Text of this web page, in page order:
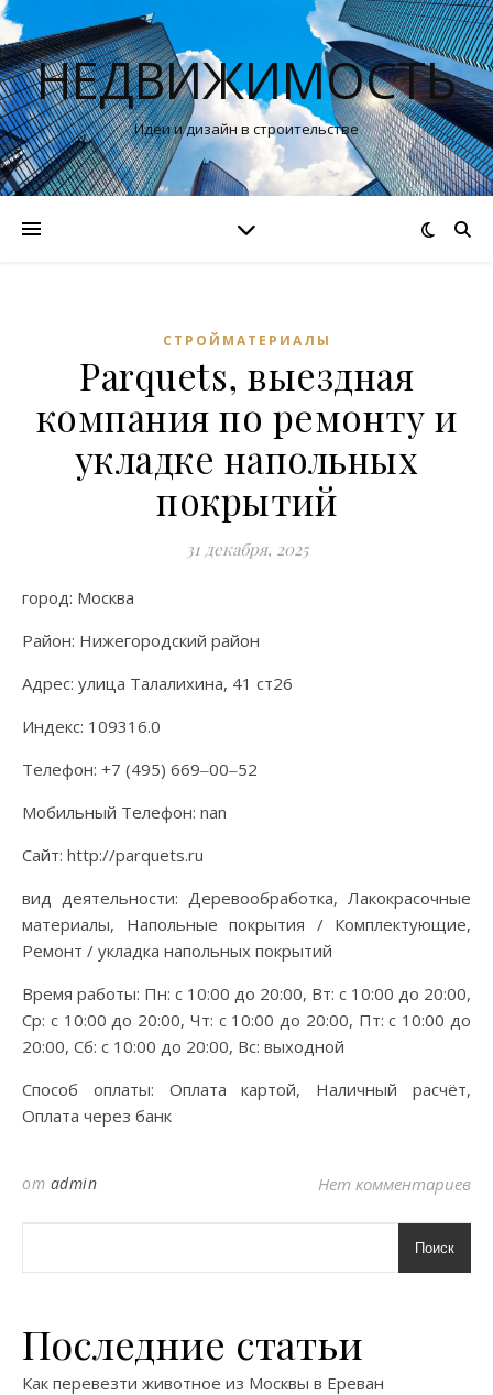
НЕДВИЖИМОСТЬ
Идеи и дизайн в строительстве
СТРОЙМАТЕРИАЛЫ
Parquets, выездная
компания по ремонту и
укладке напольных
покрытий
31 декабря, 2025
город: Москва
Район: Нижегородский район
Адрес: улица Талалихина, 41 ст26
Индекс: 109316.0
Телефон: +7 (495) 669‒00‒52
Мобильный Телефон: nan
Сайт: http://parquets.ru
вид деятельности: Деревообработка, Лакокрасочные
материалы, Напольные покрытия / Комплектующие,
Ремонт / укладка напольных покрытий
Время работы: Пн: с 10:00 до 20:00, Вт: с 10:00 до 20:00,
Ср: с 10:00 до 20:00, Чт: с 10:00 до 20:00, Пт: с 10:00 до
20:00, Сб: с 10:00 до 20:00, Вс: выходной
Способ оплаты: Оплата картой, Наличный расчёт,
Оплата через банк
от admin Нет комментариев
Поиск
Последние статьи
Как перевезти животное из Москвы в Ереван